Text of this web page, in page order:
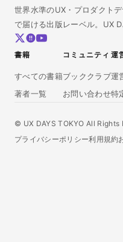
世界水準のUX・プロダクト
で届ける出版レーベル。UX
書籍
すべての書籍
著者一覧
コミュニティ
ブッククラブ
お問い合わせ
運
運
特
© UX DAYS TOKYO All Rights
プライバシーポリシー利用規約